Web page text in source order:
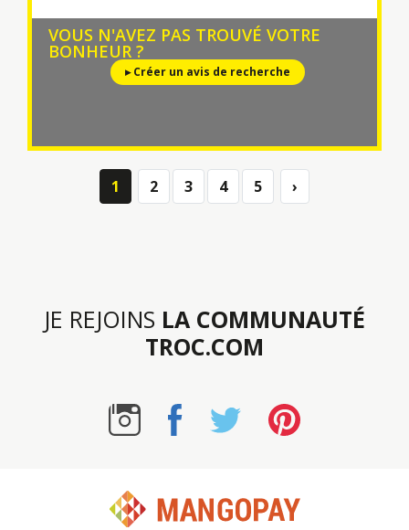
VOUS N'AVEZ PAS TROUVÉ VOTRE
BONHEUR ?
▸ Créer un avis de recherche
1 2 3 4 5 ›
JE REJOINS LA COMMUNAUTÉ
TROC.COM